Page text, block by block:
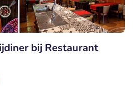
bij Restaurant